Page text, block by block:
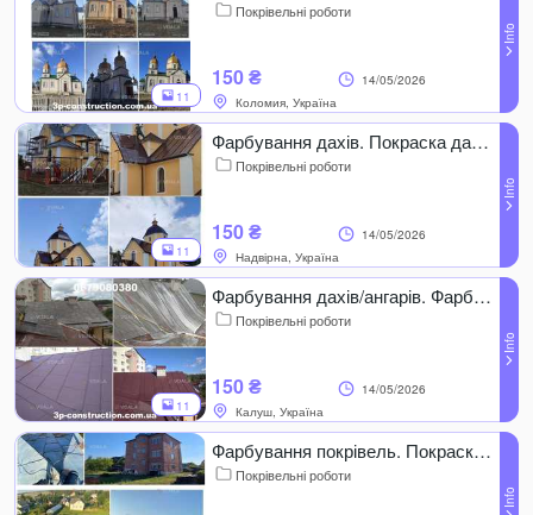
11
Покрівельні роботи
150 ₴
14/05/2026
Коломия, Україна
11
Фарбування дахів. Покраска дахів. Шифера. Фарбування церков. Миття
Покрівельні роботи
150 ₴
14/05/2026
Надвірна, Україна
11
Фарбування дахів/ангарів. Фарбування церков. Покрівля. Миття дахів
Покрівельні роботи
150 ₴
14/05/2026
Калуш, Україна
Фарбування покрівель. Покраска дахів ангарів, церков. Очищення, митя
Покрівельні роботи